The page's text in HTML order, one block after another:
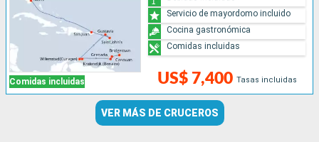
Comidas incluidas US$ 7,400 Tasas incluidas
Servicio de mayordomo incluido
Cocina gastronómica
Comidas incluidas
VER MÁS DE CRUCEROS